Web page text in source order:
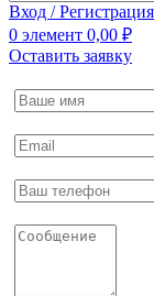
Вход / Регистрация
0 элемент 0,00 ₽
Оставить заявку